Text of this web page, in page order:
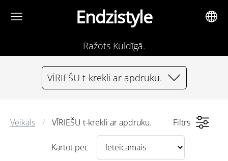
Endzistyle
Ražots Kuldīgā.
VĪRIEŠU t-krekli ar apdruku.
Veikals VĪRIEŠU t-krekli ar apdruku. Filtrs
Kārtot pēc